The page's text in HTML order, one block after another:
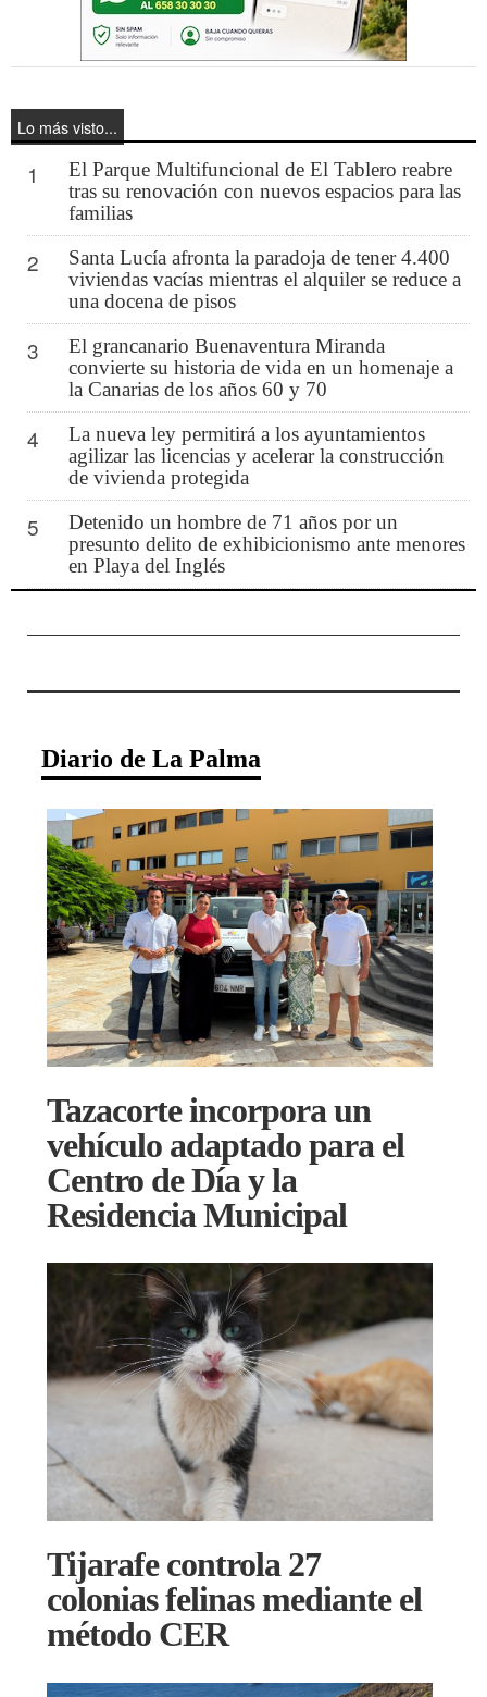
Lo más visto...
1
El Parque Multifuncional de El Tablero reabre
tras su renovación con nuevos espacios para las
familias
2
Santa Lucía afronta la paradoja de tener 4.400
viviendas vacías mientras el alquiler se reduce a
una docena de pisos
3
El grancanario Buenaventura Miranda
convierte su historia de vida en un homenaje a
la Canarias de los años 60 y 70
4
La nueva ley permitirá a los ayuntamientos
agilizar las licencias y acelerar la construcción
de vivienda protegida
5
Detenido un hombre de 71 años por un
presunto delito de exhibicionismo ante menores
en Playa del Inglés
Diario de La Palma
Tazacorte incorpora un
vehículo adaptado para el
Centro de Día y la
Residencia Municipal
Tijarafe controla 27
colonias felinas mediante el
método CER